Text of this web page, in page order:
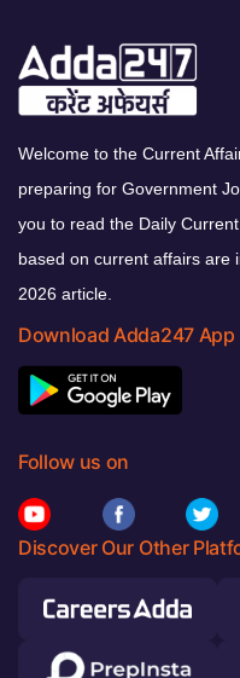
Welcome to the Current
preparing for Government
you to read the Daily
based on current affairs are
2026 article.
Download Adda247 App
Follow us on
Discover Our Other